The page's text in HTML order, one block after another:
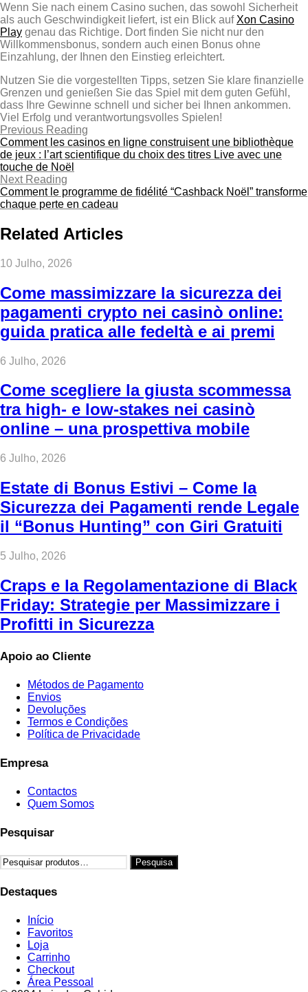
Wenn Sie nach einem Casino suchen, das sowohl Sicherheit
als auch Geschwindigkeit liefert, ist ein Blick auf Xon Casino
Play genau das Richtige. Dort finden Sie nicht nur den
Willkommensbonus, sondern auch einen Bonus ohne
Einzahlung, der Ihnen den Einstieg erleichtert.
Nutzen Sie die vorgestellten Tipps, setzen Sie klare finanzielle
Grenzen und genießen Sie das Spiel mit dem guten Gefühl,
dass Ihre Gewinne schnell und sicher bei Ihnen ankommen.
Viel Erfolg und verantwortungsvolles Spielen!
Previous Reading
Comment les casinos en ligne construisent une bibliothèque
de jeux : l’art scientifique du choix des titres Live avec une
touche de Noël
Next Reading
Comment le programme de fidélité “Cashback Noël” transforme
chaque perte en cadeau
Related Articles
10 Julho, 2026
Come massimizzare la sicurezza dei
pagamenti crypto nei casinò online:
guida pratica alle fedeltà e ai premi
6 Julho, 2026
Come scegliere la giusta scommessa
tra high‑ e low‑stakes nei casinò
online – una prospettiva mobile
6 Julho, 2026
Estate di Bonus Estivi – Come la
Sicurezza dei Pagamenti rende Legale
il “Bonus Hunting” con Giri Gratuiti
5 Julho, 2026
Craps e la Regolamentazione di Black
Friday: Strategie per Massimizzare i
Profitti in Sicurezza
Apoio ao Cliente
Métodos de Pagamento
Envios
Devoluções
Termos e Condições
Política de Privacidade
Empresa
Contactos
Quem Somos
Pesquisar
Pesquisar
por:
Pesquisa
Destaques
Início
Favoritos
Loja
Carrinho
Checkout
Área Pessoal